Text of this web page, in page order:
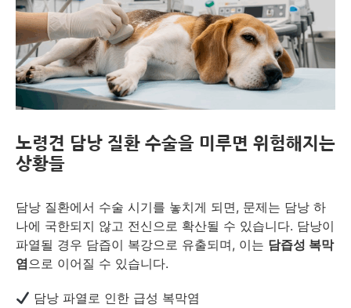
노령견 담낭 질환 수술을 미루면 위험해지는
상황들
담낭 질환에서 수술 시기를 놓치게 되면, 문제는 담낭 하
나에 국한되지 않고 전신으로 확산될 수 있습니다. 담낭이
파열될 경우 담즙이 복강으로 유출되며, 이는 담즙성 복막
염으로 이어질 수 있습니다.
담낭 파열로 인한 급성 복막염